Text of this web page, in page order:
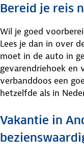
Bereid je reis
Wil je goed
Lees je dan in over
moet in de auto in
gevarendriehoek en
verbanddoos een
hetzelfde als in
Vakantie in